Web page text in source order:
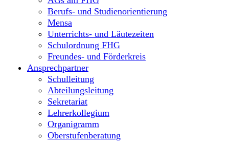
Berufs- und Studienorientierung
Mensa
Unterrichts- und Läutezeiten
Schulordnung FHG
Freundes- und Förderkreis
Ansprechpartner
Schulleitung
Abteilungsleitung
Sekretariat
Lehrerkollegium
Organigramm
Oberstufenberatung